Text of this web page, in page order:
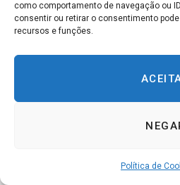
como comportamento de navegação ou
consentir ou retirar o consentimento
recursos e funções.
Política de
Urtext – Esclarecimento
– Espírito continuação)
“A mente pode estar certa ou